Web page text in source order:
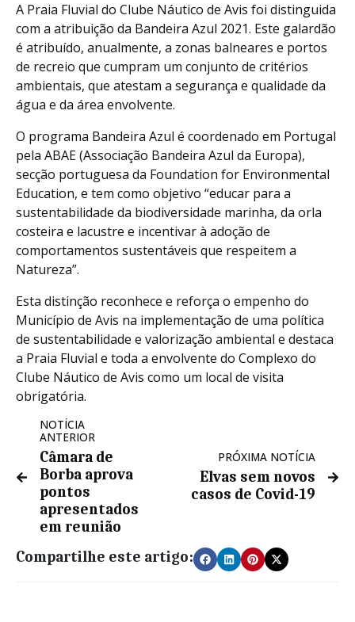
A Praia Fluvial do Clube Náutico de Avis foi distinguida
com a atribuição da Bandeira Azul 2021. Este galardão
é atribuído, anualmente, a zonas balneares e portos
de recreio que cumpram um conjunto de critérios
ambientais, que atestam a segurança e qualidade da
água e da área envolvente.
O programa Bandeira Azul é coordenado em Portugal
pela ABAE (Associação Bandeira Azul da Europa),
secção portuguesa da Foundation for Environmental
Education, e tem como objetivo “educar para a
sustentabilidade da biodiversidade marinha, da orla
costeira e lacustre e incentivar à adoção de
comportamentos sustentáveis que respeitem a
Natureza”.
Esta distinção reconhece e reforça o empenho do
Município de Avis na implementação de uma política
de sustentabilidade e valorização ambiental e destaca
a Praia Fluvial e toda a envolvente do Complexo do
Clube Náutico de Avis como um local de visita
obrigatória.
NOTÍCIA
ANTERIOR
Câmara de
Borba aprova
pontos
apresentados
em reunião
PRÓXIMA NOTÍCIA
Elvas sem novos
casos de Covid-19
Compartilhe este artigo: